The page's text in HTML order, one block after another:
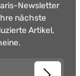
Newsletter
nächste
Artikel,